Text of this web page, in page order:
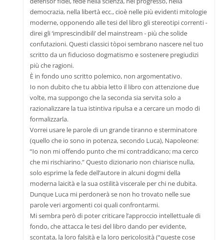
democrazia, nella libertà ecc., cioè nelle più evidenti mitologie
moderne, opponendo alle tesi del libro gli stereotipi correnti -
direi gli ‘imprescindibili’ del mainstream - più che solide
confutazioni. Questi classici tòpoi sembrano nascere nel tuo
scritto da un fiducioso dogmatismo e sostenere pregiudizi
più che ragioni.
È in fondo uno scritto polemico, non argomentativo.
Io non dubito che tu abbia letto il libro con attenzione due
volte, ma suppongo che la seconda sia servita solo a
razionalizzare la tua istintiva ripulsa e a cercare un modo di
formalizzarla.
Vorrei usare le parole di un grande tiranno e sterminatore
(quello che io sono in potenza, secondo Luca), Napoleone:
“Io non mi offendo punto che mi contraddicano; ma cerco
che mi rischiarino.” Questo dizionario non chiarisce nulla,
solo esprime la fede dell’autore in alcuni dogmi della
moderna laicità e la sua ostilità viscerale per chi ne dubita.
Dunque Luca mi perdonerà se non ho trovato nelle sue
parole veri argomenti coi quali confrontarmi.
Mi sembra però di poter criticare l’approccio intellettuale di
fondo, che attacca le tesi del libro dando per evidente,
scontata, la loro falsità e la loro pericolosità (“queste cose